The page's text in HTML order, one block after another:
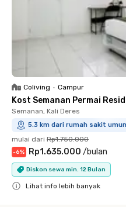
Coliving • Campur
Kost Semanan Permai
Semanan, Kali Deres
5.3 km dari rumah sakit
mulai dari Rp1.750.000
-6% Rp1.635.000 /bulan
Diskon sewa min. 12 Bulan
Lihat info lebih banyak